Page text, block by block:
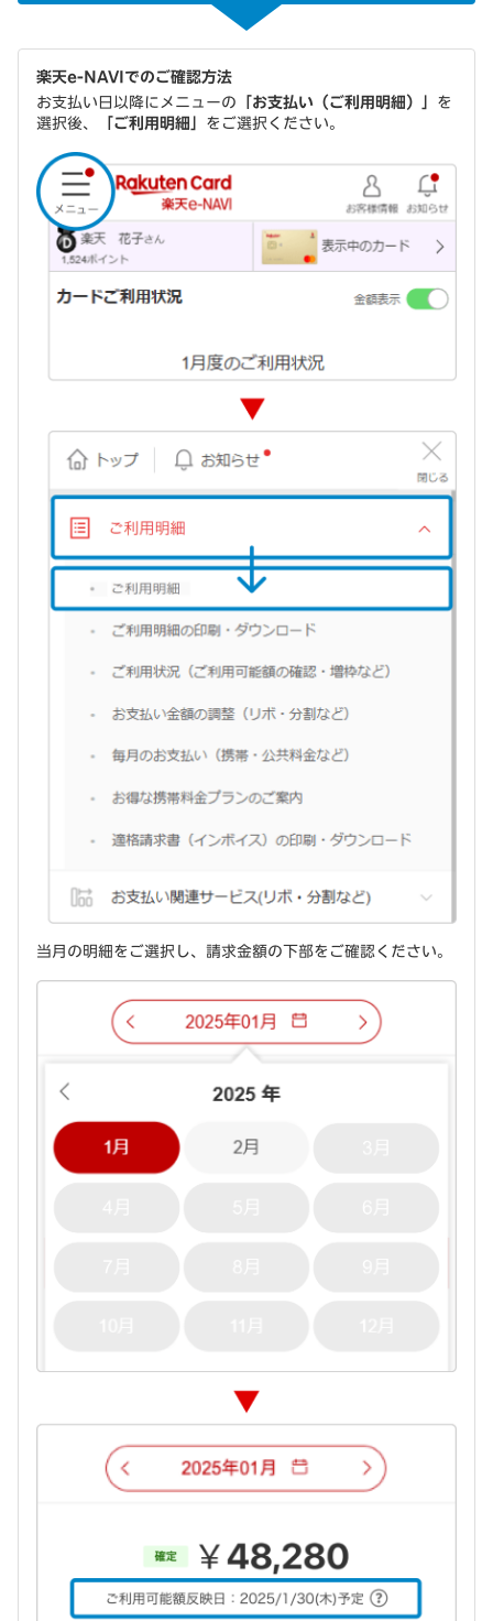
楽天e-NAVIでのご確認方法
お支払い日以降にメニューの 「お支払い（ご利用明細）」 を
選択後、
「ご利用明細」 をご選択ください。
当月の明細をご選択し、請求金額の下部をご確認ください。